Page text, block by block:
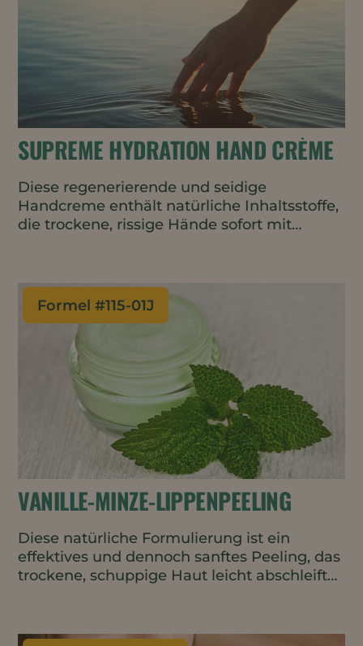
SUPREME HYDRATION HAND CRÈME
Diese regenerierende und seidige
Handcreme enthält natürliche Inhaltsstoffe,
die trockene, rissige Hände sofort mit
Formel #115-01J
VANILLE-MINZE-LIPPENPEELING
Diese natürliche Formulierung ist ein
effektives und dennoch sanftes Peeling, das
trockene, schuppige Haut leicht abschleift
belebt an.